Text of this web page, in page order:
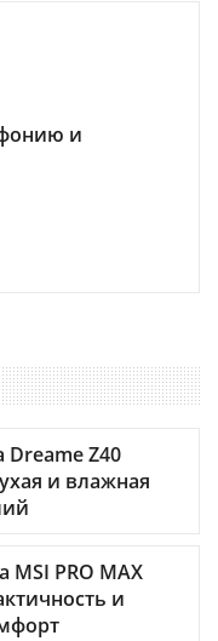
и
Z40
и влажная
PRO MAX
и